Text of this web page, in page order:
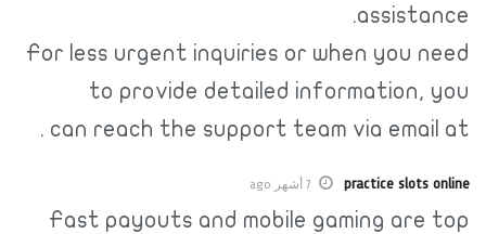
For less urgent inquiries or when
to provide detailed
can reach the support team via
practice 7 أشهر ago
Fast payouts and mobile gaming